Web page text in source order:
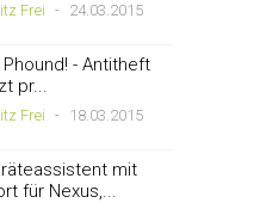
Frei - 24.03.2015
- Antitheft
pr...
Frei - 18.03.2015
mit
für Nexus,...